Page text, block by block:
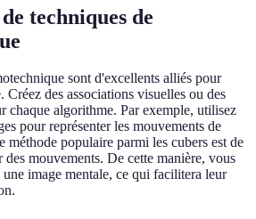
techniques de
sont d'excellents alliés pour
des associations visuelles ou des
chaque algorithme. Par exemple, utilisez
pour représenter les mouvements de
méthode populaire parmi les cubers est de
des mouvements. De cette manière, vous
image mentale, ce qui facilitera leur